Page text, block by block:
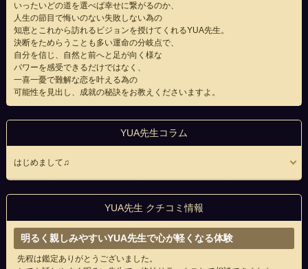
いったいどの道を選べば幸せに繋がるのか、
人生の節目で悔いのない失敗しない為の
知恵とこれから訪れるビジョンを授けてくれるYUA先生。
決断をためらうことも多い運命の分岐点で、
自分を信じ、自然と前へと足が向く様な
パワーを感受できるだけではなく、
一喜一憂で難解な恋を叶える為の
可能性を見出し、成就の秘訣をお教えくださいますよ。
YUA先生コラム
はじめまして♫
YUA先生 クチコミ情報
明るく親しみやすいYUA先生で心が軽くなる体験
先程は鑑定ありがとうございました。